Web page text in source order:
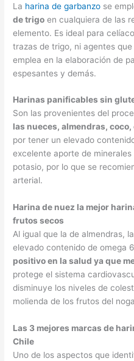
La harina de garbanzo se
de trigo en cualquiera de las
elemento. Es ideal para
trazas de trigo, ni agentes
emplea en la elaboración de
espesantes y demás.
Harinas panificables sin
Son las provenientes del
las nueces, almendras,
por tener un elevado
excelente aporte de
potasio, por lo que se
arterial.
Harina de nuez la mejor
frutos secos
Al igual que la de almendras, la
elevado contenido de omega
positivo en la salud ya que
protege el sistema
disminuye los niveles de
molienda de los frutos del
Las 3 mejores marcas de
Chile
Uno de los aspectos que